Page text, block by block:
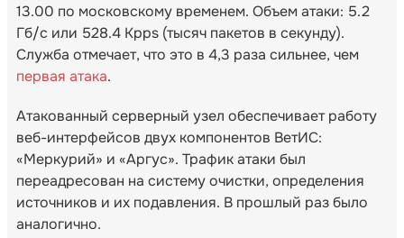
13.00 по московскому временем. Объем атаки: 5.2
Гб/c или 528.4 Kpps (тысяч пакетов в секунду).
Служба отмечает, что это в 4,3 раза сильнее, чем
первая атака.
Атакованный серверный узел обеспечивает работу
веб-интерфейсов двух компонентов ВетИС:
«Меркурий» и «Аргус». Трафик атаки был
переадресован на систему очистки, определения
источников и их подавления. В прошлый раз было
аналогично.